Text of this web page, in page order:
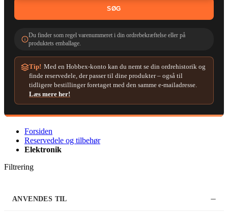
SØG
Du finder som regel varenummeret i din ordrebekræftelse eller på
produktets emballage.
Tip! Med en Hobbex-konto kan du nemt se din ordrehistorik og
finde reservedele, der passer til dine produkter – også til
tidligere bestillinger foretaget med den samme e-mailadresse.
Læs mere her!
Forsiden
Reservedele og tilbehør
Elektronik
Filtrering
ANVENDES TIL